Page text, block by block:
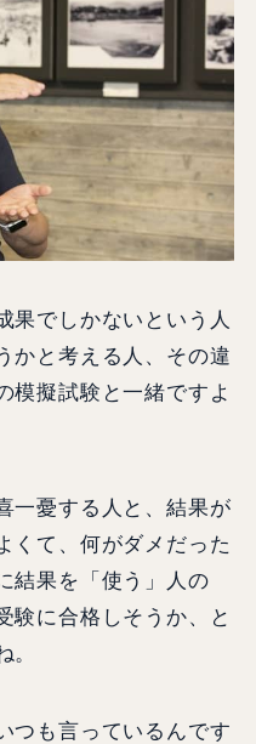
果でしかないという人
かと考える人、その違
模擬試験と一緒ですよ
一憂する人と、結果が
くて、何がダメだった
結果を「使う」人の
験に合格しそうか、と
。
つも言っているんです